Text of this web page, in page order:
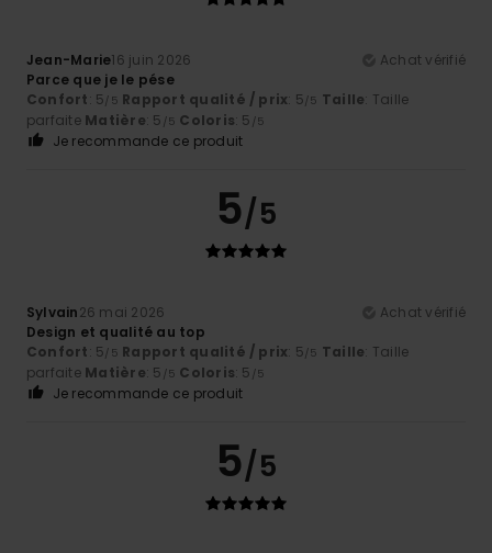
Jean-Marie16 juin 2026
Achat vérifié
Parce que je le pése
Confort: 5 /5 Rapport qualité / prix: 5 /5 Taille: Taille
parfaite Matière: 5 /5 Coloris: 5 /5
Je recommande ce produit
5/5
Sylvain26 mai 2026
Achat vérifié
Design et qualité au top
Confort: 5 /5 Rapport qualité / prix: 5 /5 Taille: Taille
parfaite Matière: 5 /5 Coloris: 5 /5
Je recommande ce produit
5/5